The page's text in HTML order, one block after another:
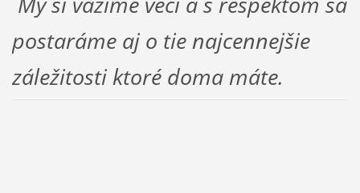
postaráme aj o tie najcennejšie
záležitosti ktoré doma máte.